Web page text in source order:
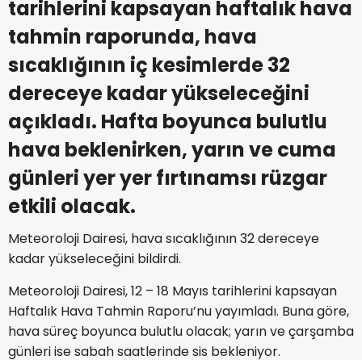
tarihlerini kapsayan haftalık hava
tahmin raporunda, hava
sıcaklığının iç kesimlerde 32
dereceye kadar yükseleceğini
açıkladı. Hafta boyunca bulutlu
hava beklenirken, yarın ve cuma
günleri yer yer fırtınamsı rüzgar
etkili olacak.
Meteoroloji Dairesi, hava sıcaklığının 32 dereceye
kadar yükseleceğini bildirdi.
Meteoroloji Dairesi, 12 – 18 Mayıs tarihlerini kapsayan
Haftalık Hava Tahmin Raporu’nu yayımladı. Buna göre,
hava süreç boyunca bulutlu olacak; yarın ve çarşamba
günleri ise sabah saatlerinde sis bekleniyor.